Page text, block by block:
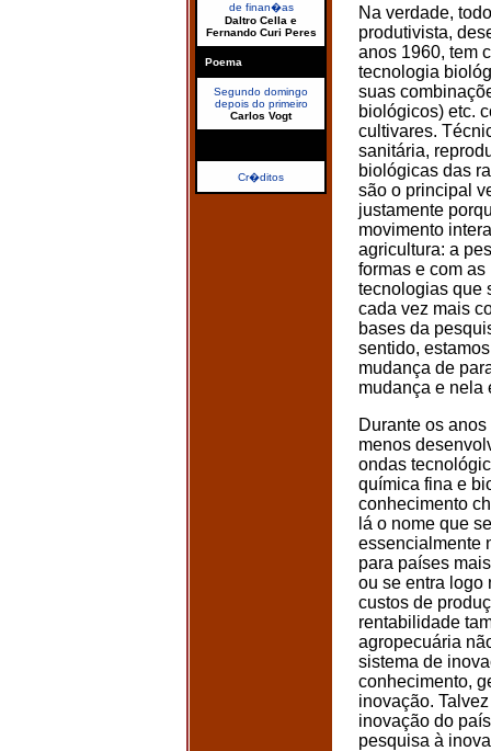
de finan�as
Daltro Cella e
Fernando Curi Peres
Poema
Segundo domingo
depois do primeiro
Carlos Vogt
Cr�ditos
Na verdade,
produtivista,
anos 1960, tem
tecnologia
suas
biológicos) etc.
cultivares.
sanitária,
biológicas das
são o principal
justamente
movimento
agricultura: a
formas e com
tecnologias que
cada vez mais
bases da
sentido,
mudança de
mudança e nela
Durante os
menos
ondas
química fina e
conhecimento
lá o nome que
essencialmente
para países
ou se entra logo
custos de
rentabilidade
agropecuária
sistema de
conhecimento,
inovação.
inovação do
pesquisa à